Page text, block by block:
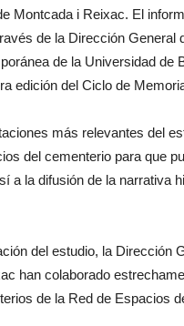
Montcada i Reixac. El
de la Dirección General
de la Universidad de
edición del Ciclo de
más relevantes del
del cementerio para que
a la difusión de la narrativa
del estudio, la Dirección
han colaborado
de la Red de Espacios